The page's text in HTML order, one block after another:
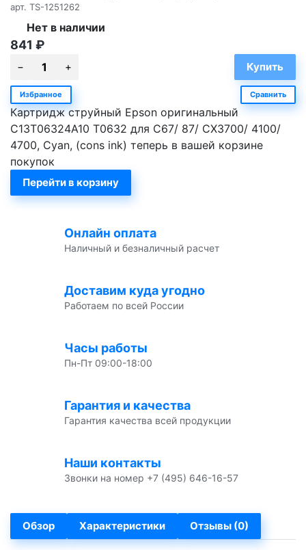
арт. TS-1251262
Нет в наличии
841 ₽
Избранное Сравнить
Картридж струйный Epson оригинальный
C13T06324A10 T0632 для C67/ 87/ CX3700/ 4100/
4700, Cyan, (cons ink) теперь в вашей корзине
покупок
Перейти в корзину
Онлайн оплата
Наличный и безналичный расчет
Доставим куда угодно
Работаем по всей России
Часы работы
Пн-Пт 09:00-18:00
Гарантия и качества
Гарантия качества всей продукции
Наши контакты
Звонки на номер +7 (495) 646-16-57
Обзор Характеристики Отзывы (0)